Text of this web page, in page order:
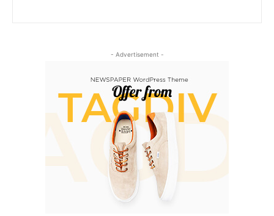
- Advertisement -